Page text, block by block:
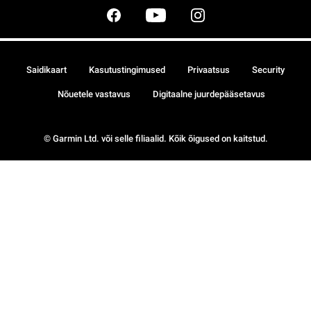
© Garmin Ltd. või selle filiaalid. Kõik õigused on kaitstud.
Saidikaart Kasutustingimused Privaatsus Security
Nõuetele vastavus Digitaalne juurdepääsetavus